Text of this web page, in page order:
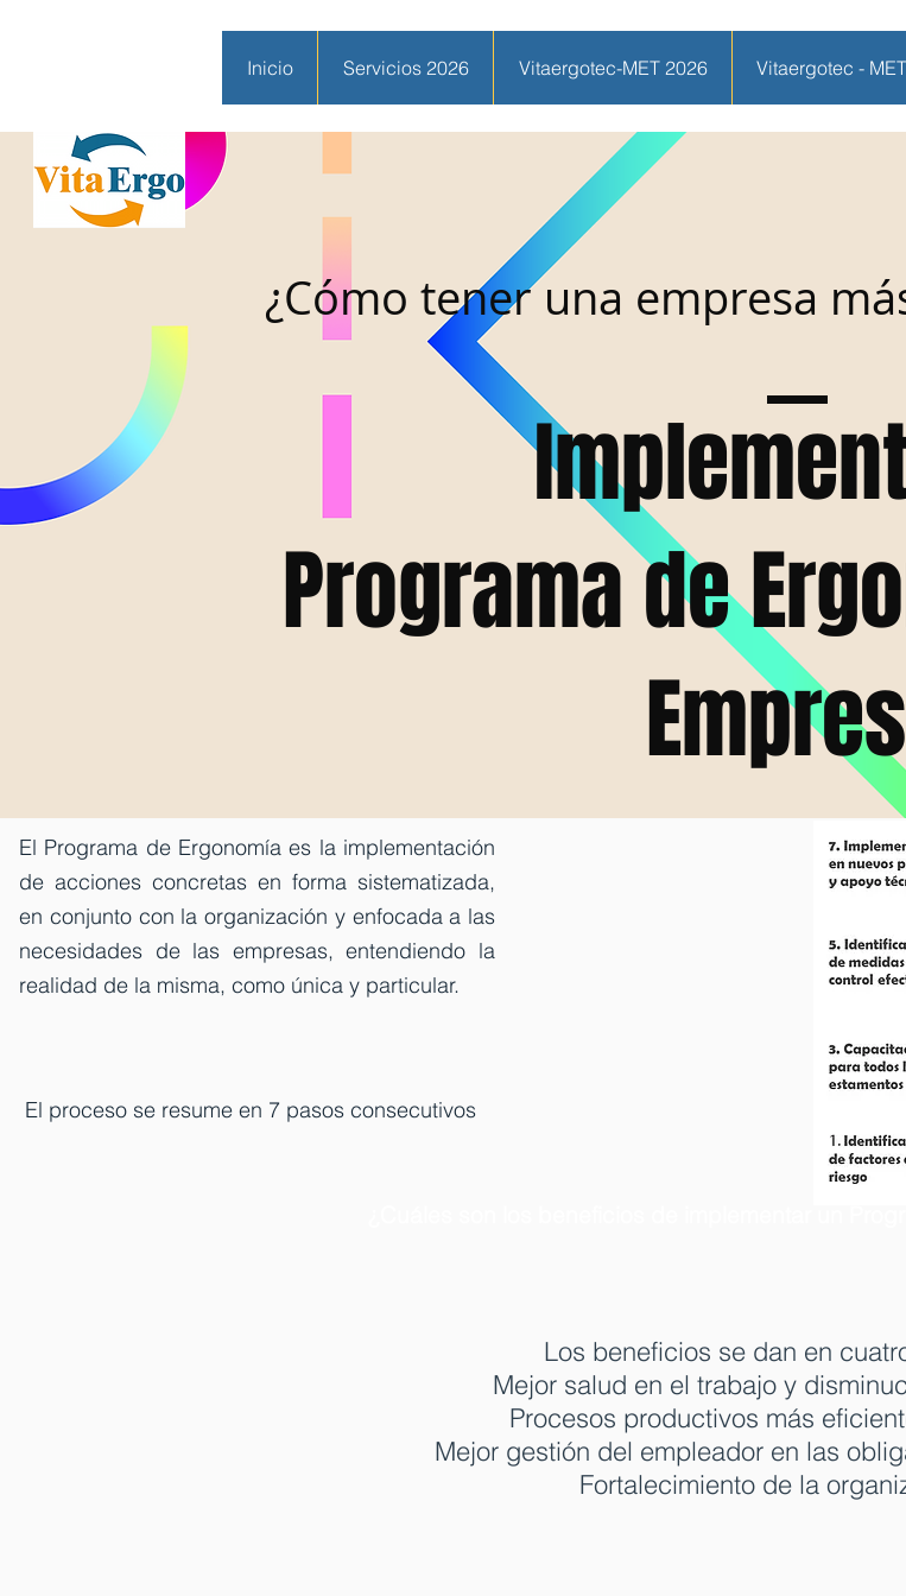
Inicio Servicios 2026 Vitaergotec-MET 2026 Vitaergotec -
¿Cómo tener una empresa
Programa de
El Programa de Ergonomía es la implementación
de acciones concretas en forma sistematizada,
en conjunto con la organización y enfocada a las
necesidades de las empresas, entendiendo la
realidad de la misma, como única y particular.
El proceso se resume en 7 pasos consecutivos
¿Cuáles son los beneficios de implementar un
Los beneficios se dan en
Mejor salud en el trabajo y
Procesos productivos más
Mejor gestión del empleador en las
Fortalecimiento de la